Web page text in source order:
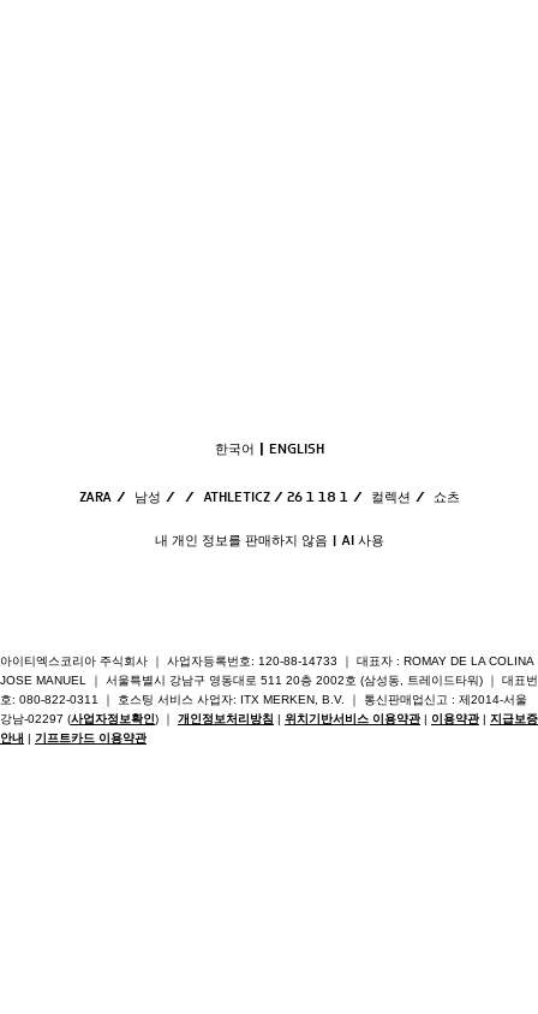
내 개인 정보를 판매하지 않음 AI 사용
ZARA / 남성 / / ATHLETICZ / 26 1 18 1 / 컬렉션 / 쇼츠
한국어 ENGLISH
아이티엑스코리아 주식회사 ｜ 사업자등록번호: 120-88-14733 ｜ 대표자 : ROMAY DE LA COLINA
JOSE MANUEL ｜ 서울특별시 강남구 영동대로 511 20층 2002호 (삼성동, 트레이드타워) ｜ 대표번
호: 080-822-0311 ｜ 호스팅 서비스 사업자: ITX MERKEN, B.V. ｜ 통신판매업신고 : 제2014-서울
강남-02297 (사업자정보확인) ｜ 개인정보처리방침 | 위치기반서비스 이용약관 | 이용약관 | 지급보증
안내 | 기프트카드 이용약관